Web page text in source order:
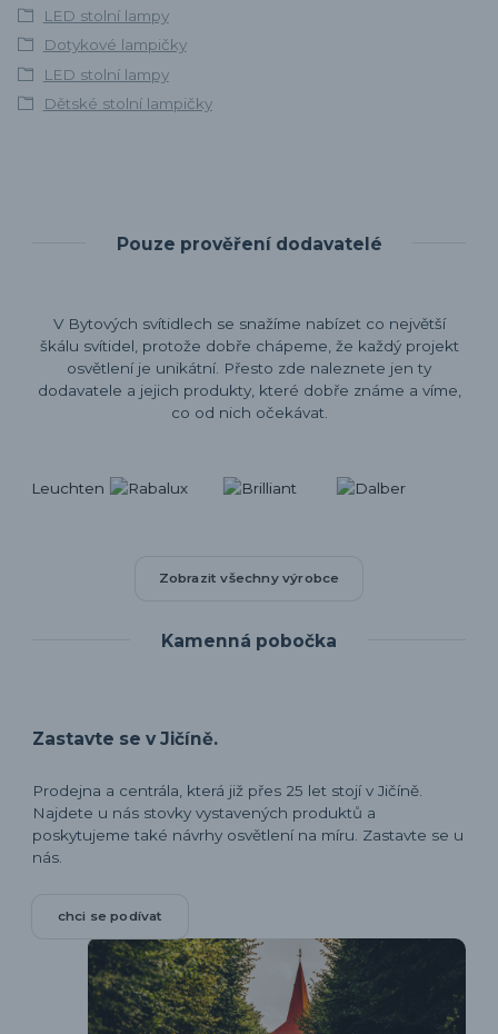
LED stolní lampy
Dotykové lampičky
LED stolní lampy
Dětské stolní lampičky
Pouze prověření dodavatelé
V Bytových svítidlech se snažíme nabízet co největší
škálu svítidel, protože dobře chápeme, že každý projekt
osvětlení je unikátní. Přesto zde naleznete jen ty
dodavatele a jejich produkty, které dobře známe a víme,
co od nich očekávat.
Zobrazit všechny výrobce
Kamenná pobočka
Zastavte se v Jičíně.
Prodejna a centrála, která již přes 25 let stojí v Jičíně.
Najdete u nás stovky vystavených produktů a
poskytujeme také návrhy osvětlení na míru. Zastavte se u
nás.
chci se podívat